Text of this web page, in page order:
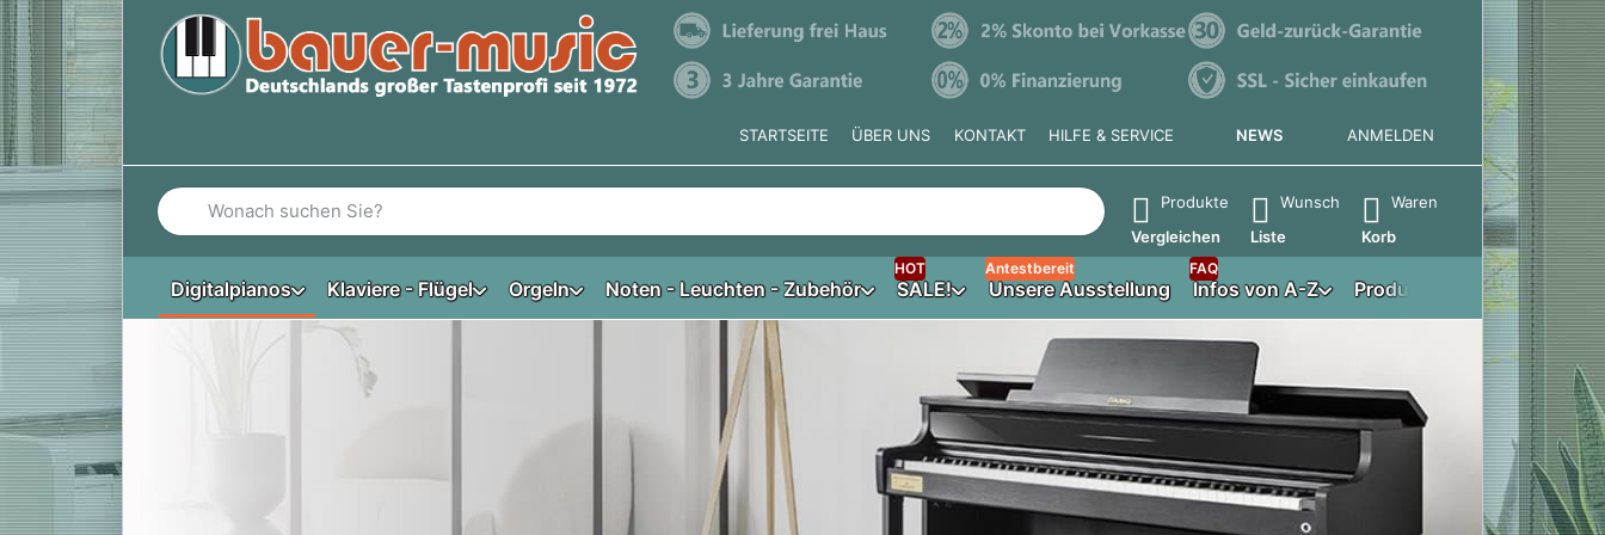
STARTSEITE ÜBER UNS KONTAKT HILFE & SERVICE NEWS ANMELDEN
Geben Sie einen Suchbegriff ein. Während Sie tippen, erscheinen automatisch erste Ergebnisse. Drücken Sie die Eingabetaste, um alle Ergebnisse aufzurufen.
Produkte
Vergleichen
Wunsch
Liste
Waren
Korb
Digitalpianos Klaviere - Flügel Orgeln Noten - Leuchten - Zubehör SALE!
HOT
Unsere Ausstellung
Antestbereit
Infos von A-Z
FAQ
Produktberater